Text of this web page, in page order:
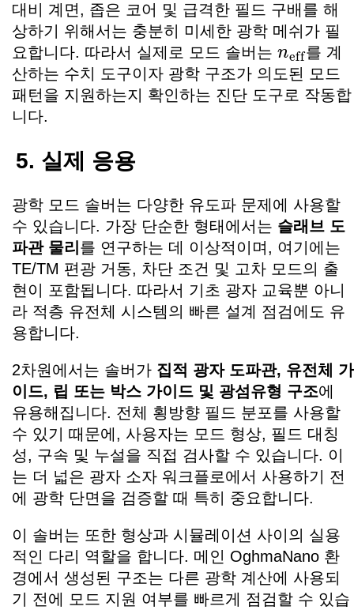
대비 계면, 좁은 코어 및 급격한 필드 구배를 해
상하기 위해서는 충분히 미세한 광학 메쉬가 필
요합니다. 따라서 실제로 모드 솔버는
neff
를 계
산하는 수치 도구이자 광학 구조가 의도된 모드
패턴을 지원하는지 확인하는 진단 도구로 작동합
니다.
5. 실제 응용
광학 모드 솔버는 다양한 유도파 문제에 사용할
수 있습니다. 가장 단순한 형태에서는 슬래브 도
파관 물리 를 연구하는 데 이상적이며, 여기에는
TE/TM 편광 거동, 차단 조건 및 고차 모드의 출
현이 포함됩니다. 따라서 기초 광자 교육뿐 아니
라 적층 유전체 시스템의 빠른 설계 점검에도 유
용합니다.
2차원에서는 솔버가 집적 광자 도파관, 유전체 가
이드, 립 또는 박스 가이드 및 광섬유형 구조에
유용해집니다. 전체 횡방향 필드 분포를 사용할
수 있기 때문에, 사용자는 모드 형상, 필드 대칭
성, 구속 및 누설을 직접 검사할 수 있습니다. 이
는 더 넓은 광자 소자 워크플로에서 사용하기 전
에 광학 단면을 검증할 때 특히 중요합니다.
이 솔버는 또한 형상과 시뮬레이션 사이의 실용
적인 다리 역할을 합니다. 메인 OghmaNano 환
경에서 생성된 구조는 다른 광학 계산에 사용되
기 전에 모드 지원 여부를 빠르게 점검할 수 있습